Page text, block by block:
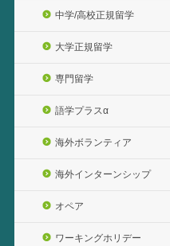
中学/高校正規留学
大学正規留学
専門留学
語学プラスα
海外ボランティア
海外インターンシップ
オペア
ワーキングホリデー